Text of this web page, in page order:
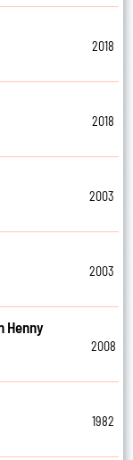
2018
2018
2003
2003
Henny
2008
1982